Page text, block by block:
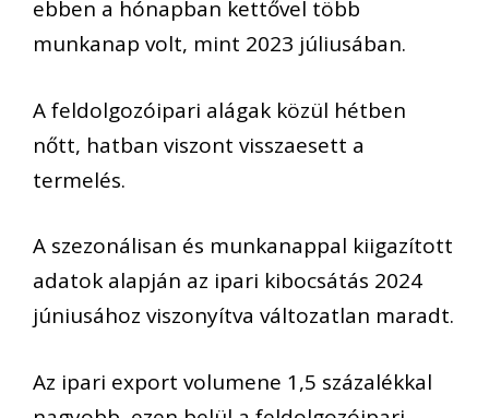
ebben a hónapban kettővel több
munkanap volt, mint 2023 júliusában.
A feldolgozóipari alágak közül hétben
nőtt, hatban viszont visszaesett a
termelés.
A szezonálisan és munkanappal kiigazított
adatok alapján az ipari kibocsátás 2024
júniusához viszonyítva változatlan maradt.
Az ipari export volumene 1,5 százalékkal